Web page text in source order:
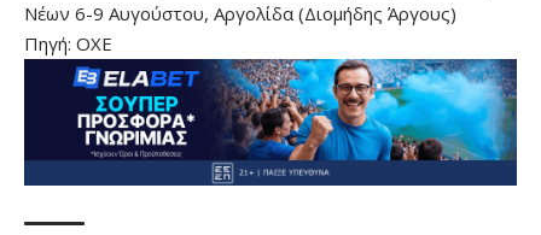
Νέων 6-9 Αυγούστου, Αργολίδα (Διομήδης Άργους)
Πηγή: ΟΧΕ